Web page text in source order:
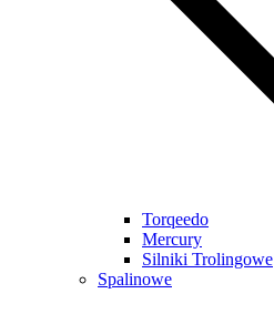
Torqeedo
Mercury
Silniki Trolingowe
Spalinowe